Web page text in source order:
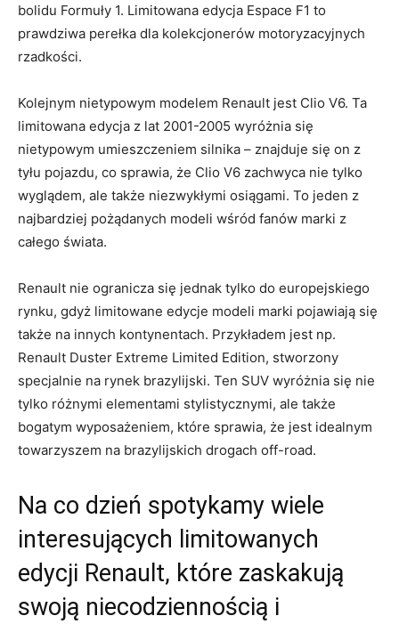
bolidu‌ Formuły ​1. Limitowana edycja Espace ⁣F1​ to
prawdziwa perełka dla kolekcjonerów motoryzacyjnych
rzadkości.
Kolejnym nietypowym modelem Renault jest Clio V6. Ta
limitowana edycja z lat 2001-2005 wyróżnia się
nietypowym‍ umieszczeniem silnika – znajduje się on z
tyłu pojazdu, co sprawia, że Clio ⁤V6 zachwyca nie tylko
wyglądem, ale także niezwykłymi osiągami. To ⁤jeden z
najbardziej pożądanych modeli‍ wśród fanów marki ‍z
całego świata.
Renault⁣ nie ogranicza⁢ się jednak tylko do europejskiego
rynku, gdyż limitowane edycje modeli marki pojawiają się
także na innych kontynentach. Przykładem jest np.
Renault Duster Extreme Limited Edition, stworzony
specjalnie na rynek brazylijski. Ten SUV wyróżnia się nie
tylko ​różnymi elementami stylistycznymi, ale także
⁣bogatym ​wyposażeniem, które sprawia,⁢ że jest idealnym
towarzyszem‌ na brazylijskich drogach off-road.
Na co dzień ‍spotykamy wiele
interesujących limitowanych
edycji Renault, które ​zaskakują
‍swoją niecodziennością ‍i